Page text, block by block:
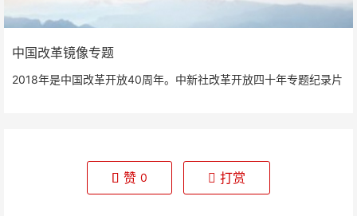
中国改革镜像专题
2018年是中国改革开放40周年。中新社改革开放四十年专题纪录片
赞 0 打赏